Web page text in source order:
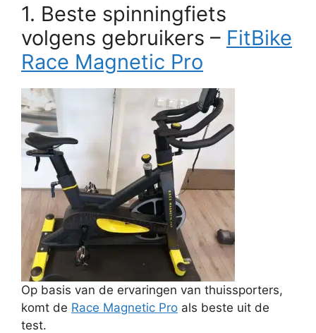
1. Beste spinningfiets
volgens gebruikers – FitBike
Race Magnetic Pro
Op basis van de ervaringen van thuissporters,
komt de Race Magnetic Pro als beste uit de
test.